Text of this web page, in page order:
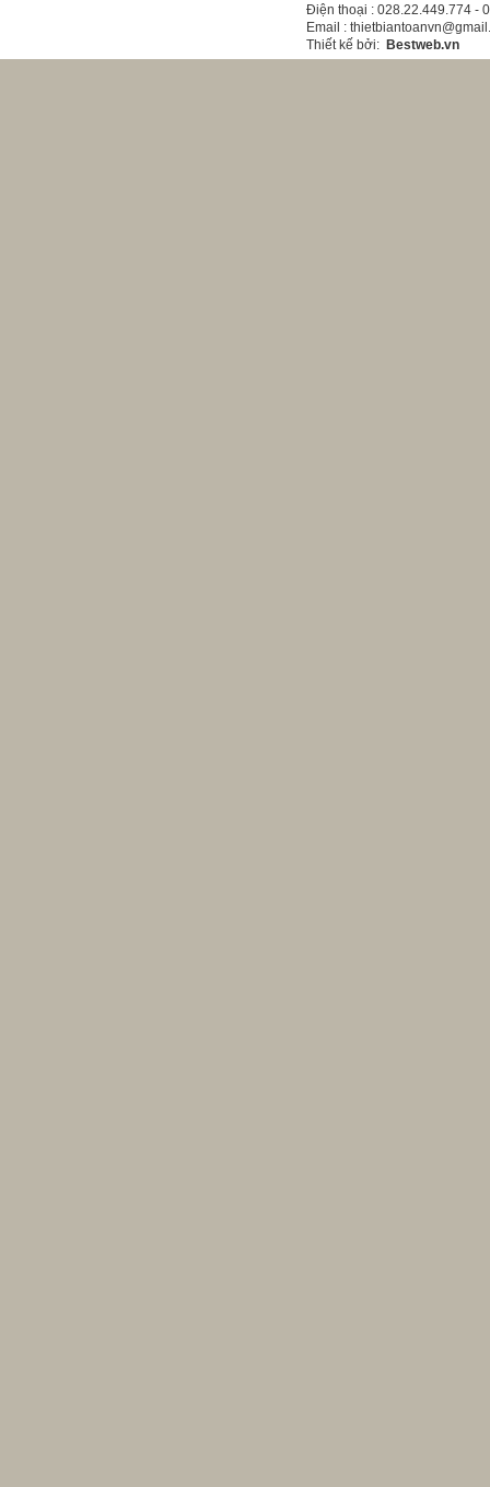
Điện thoại : 028.22.449.774
Email :
Thiết kế bởi: Bestweb.vn